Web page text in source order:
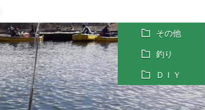
その他
釣り
ＤＩＹ